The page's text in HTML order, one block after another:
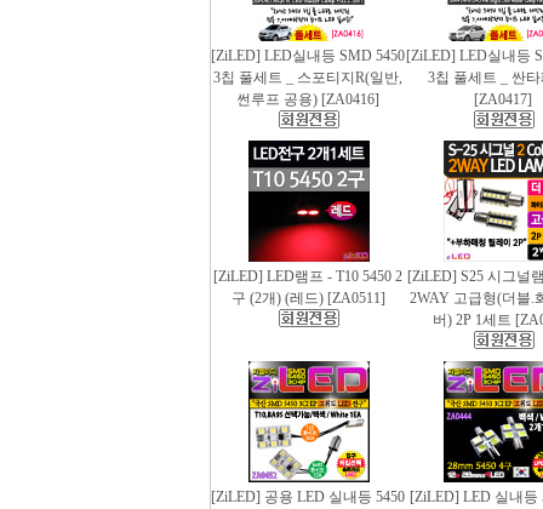
[ZiLED] LED실내등 SMD 5450
3칩 풀세트 _ 스포티지R(일반,
썬루프 공용) [ZA0416]
[ZiLED] LED실내등
3칩 풀세트 _ 싼
[ZA0417]
[ZiLED] LED램프 - T10 5450 2
구 (2개) (레드) [ZA0511]
[ZiLED] S25 시그널
2WAY 고급형(더블.
버) 2P 1세트
[ZiLED] 공용 LED 실내등 5450 [ZiLED] LED 실내등